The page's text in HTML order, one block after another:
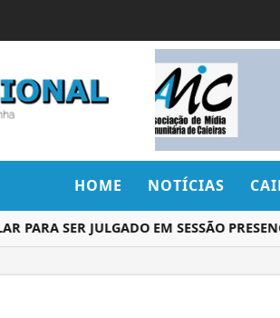
HOME NOTÍCIAS
SER JULGADO EM SESSÃO